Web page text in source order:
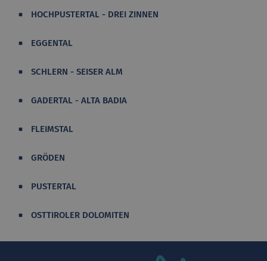
HOCHPUSTERTAL - DREI ZINNEN
EGGENTAL
SCHLERN - SEISER ALM
GADERTAL - ALTA BADIA
FLEIMSTAL
GRÖDEN
PUSTERTAL
OSTTIROLER DOLOMITEN